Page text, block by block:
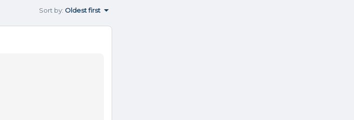
Sort by: Oldest first